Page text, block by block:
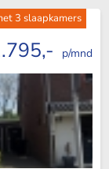
3 slaapkamers
p/mnd